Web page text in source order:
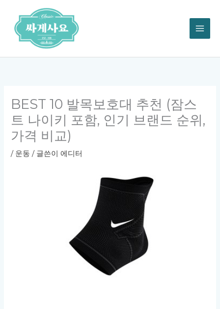
너
BEST 10 발목보호대 추천 (잠스
트 나이키 포함, 인기 브랜드 순위,
가격 비교)
/ 운동 / 글쓴이 에디터